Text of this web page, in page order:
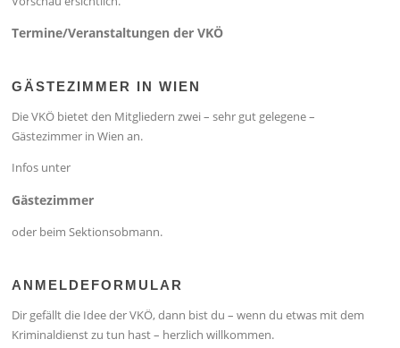
Termine/Veranstaltungen der VKÖ
GÄSTEZIMMER IN WIEN
Die VKÖ bietet den Mitgliedern zwei – sehr gut gelegene –
Gästezimmer in Wien an.
Infos unter
Gästezimmer
oder beim Sektionsobmann.
ANMELDEFORMULAR
Dir gefällt die Idee der VKÖ, dann bist du – wenn du etwas mit dem
Kriminaldienst zu tun hast – herzlich willkommen.